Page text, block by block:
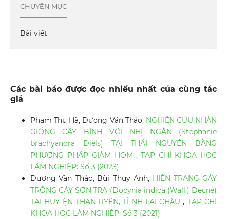
CHUYÊN MỤC
Bài viết
Các bài báo được đọc nhiều nhất của cùng tác
giả
Phạm Thu Hà, Dương Văn Thảo, NGHIÊN CỨU NHÂN
GIỐNG CÂY BÌNH VÔI NHỊ NGẮN (Stephanie
brachyandra Diels) TẠI THÁI NGUYÊN BẰNG
PHƯƠNG PHÁP GIÂM HOM ,TẠP CHÍ KHOA HỌC
LÂM NGHIỆP: Số 3 (2023)
Dương Văn Thảo, Bùi Thụy Anh, HIỆN TRẠNG GÂY
TRỒNG CÂY SƠN TRA (Docynia indica (Wall.) Decne)
TẠI HUY ỆN THAN UYÊN, TỈ NH LAI CHÂU, TẠP CHÍ
KHOA HỌC LÂM NGHIỆP: Số 3 (2021)